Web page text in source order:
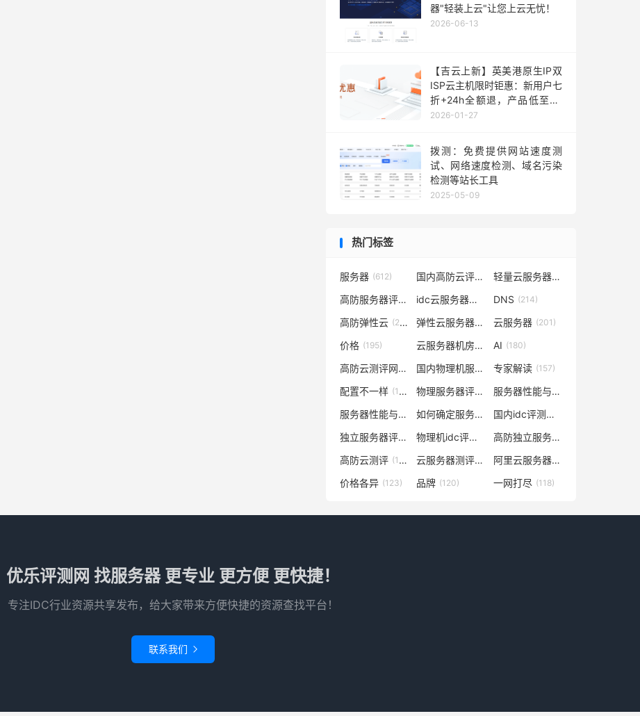
器"轻装上云"让您上云无忧！
2026-06-13
【吉云上新】英美港原生IP双
ISP云主机限时钜惠：新用户七
折+24h全额退，产品低至36
元每月，TikTok业务秒部署！
2026-01-27
拨测：免费提供网站速度测
试、网络速度检测、域名污染
检测等站长工具
2025-05-09
热门标签
服务器 (612) 国内高防云评测 (302) 轻量云服务器(262)
高防服务器评测 (232) idc云服务器评测 (223)
DNS (214)
高防弹性云 (210) 弹性云服务器评测 (209)
云服务器 (201)
价格 (195) 云服务器机房评测 (185)
AI (180)
高防云测评网(169) 国内物理机服务器测评 (165)
专家解读 (157)
配置不一样 (148) 物理服务器评测 (148) 服务器性能与价格对比
服务器性能与什么有关 (138) 如何确定服务器数量及配置 (129)
国内idc评测云服务器
独立服务器评测 (128) 物理机idc评测网 (128) 高防独立服务器评测
高防云测评 (128) 云服务器测评网 (127) 阿里云服务器多少钱一年
价格各异 (123) 品牌 (120) 一网打尽 (118)
优乐评测网 找服务器 更专业 更方便 更快捷！
专注IDC行业资源共享发布，给大家带来方便快捷的资源查找平台！
联系我们 